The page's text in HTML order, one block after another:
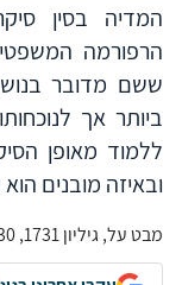
המדיה בסין
הרפורמה
ששם מדובר
ביותר אך
ללמוד מאופן
ובאיזה מובנים
מבט על, גיליון 1731, 30 במאי 2023